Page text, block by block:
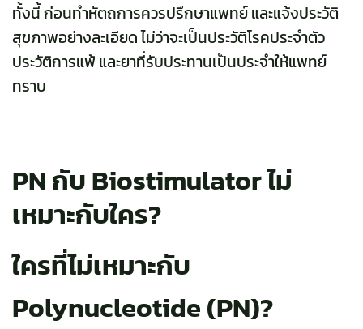
ทั้งนี้ ก่อนทำหัตถการควรปรึกษาแพทย์ และแจ้งประวัติ
สุขภาพอย่างละเอียด ไม่ว่าจะเป็นประวัติโรคประจำตัว
ประวัติการแพ้ และยาที่รับประทานเป็นประจำให้แพทย์
ทราบ
PN กับ Biostimulator ไม่
เหมาะกับใคร?
ใครที่ไม่เหมาะกับ
Polynucleotide (PN)?